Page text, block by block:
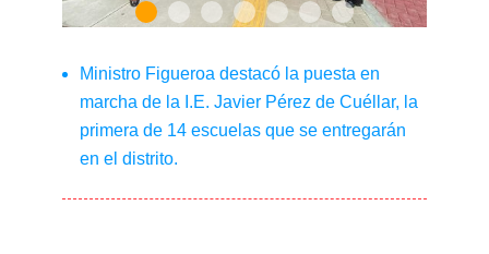
Ministro Figueroa destacó la puesta en
marcha de la I.E. Javier Pérez de Cuéllar, la
primera de 14 escuelas que se entregarán
en el distrito.